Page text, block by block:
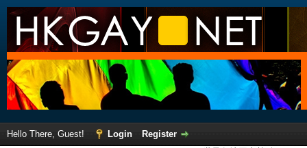
Hello There, Guest! Login
Register